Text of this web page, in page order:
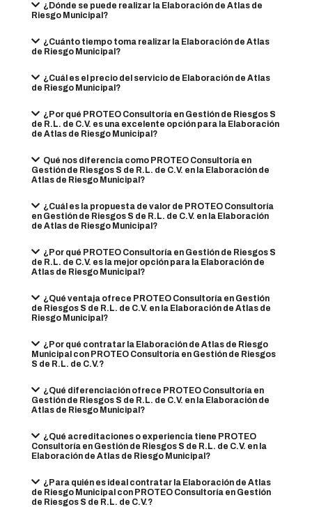
¿Dónde se puede realizar la Elaboración de Atlas de
Riesgo Municipal?
¿Cuánto tiempo toma realizar la Elaboración de Atlas
de Riesgo Municipal?
¿Cuál es el precio del servicio de Elaboración de Atlas
de Riesgo Municipal?
¿Por qué PROTEO Consultoría en Gestión de Riesgos S
de R.L. de C.V. es una excelente opción para la Elaboración
de Atlas de Riesgo Municipal?
Qué nos diferencia como PROTEO Consultoría en
Gestión de Riesgos S de R.L. de C.V. en la Elaboración de
Atlas de Riesgo Municipal?
¿Cuál es la propuesta de valor de PROTEO Consultoría
en Gestión de Riesgos S de R.L. de C.V. en la Elaboración
de Atlas de Riesgo Municipal?
¿Por qué PROTEO Consultoría en Gestión de Riesgos S
de R.L. de C.V. es la mejor opción para la Elaboración de
Atlas de Riesgo Municipal?
¿Qué ventaja ofrece PROTEO Consultoría en Gestión
de Riesgos S de R.L. de C.V. en la Elaboración de Atlas de
Riesgo Municipal?
¿Por qué contratar la Elaboración de Atlas de Riesgo
Municipal con PROTEO Consultoría en Gestión de Riesgos
S de R.L. de C.V.?
¿Qué diferenciación ofrece PROTEO Consultoría en
Gestión de Riesgos S de R.L. de C.V. en la Elaboración de
Atlas de Riesgo Municipal?
¿Qué acreditaciones o experiencia tiene PROTEO
Consultoría en Gestión de Riesgos S de R.L. de C.V. en la
Elaboración de Atlas de Riesgo Municipal?
¿Para quién es ideal contratar la Elaboración de Atlas
de Riesgo Municipal con PROTEO Consultoría en Gestión
de Riesgos S de R.L. de C.V.?